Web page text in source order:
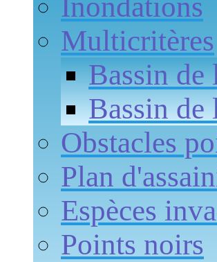
Multicritères
Bassin de
Bassin de
Obstacles
Plan
Espèces
Points noirs